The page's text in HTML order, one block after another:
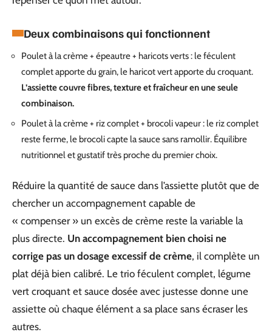
Deux combinaisons qui fonctionnent
Poulet à la crème + épeautre + haricots verts : le féculent
complet apporte du grain, le haricot vert apporte du croquant.
L’assiette couvre fibres, texture et fraîcheur en une seule
combinaison.
Poulet à la crème + riz complet + brocoli vapeur : le riz complet
reste ferme, le brocoli capte la sauce sans ramollir. Équilibre
nutritionnel et gustatif très proche du premier choix.
Réduire la quantité de sauce dans l’assiette plutôt que de
chercher un accompagnement capable de
« compenser » un excès de crème reste la variable la
plus directe. Un accompagnement bien choisi ne
corrige pas un dosage excessif de crème, il complète un
plat déjà bien calibré. Le trio féculent complet, légume
vert croquant et sauce dosée avec justesse donne une
assiette où chaque élément a sa place sans écraser les
autres.